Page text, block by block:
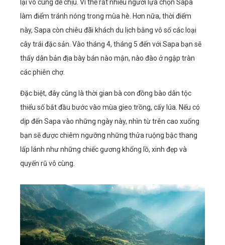
lại vô cùng dễ chịu. Vì thế rất nhiều người lựa chọn Sapa
làm điểm tránh nóng trong mùa hè. Hơn nữa, thời điểm
này, Sapa còn chiêu đãi khách du lịch bằng vô số các loại
cây trái đặc sản. Vào tháng 4, tháng 5 đến với Sapa bạn sẽ
thấy dân bản địa bày bán nào mận, nào đào ở ngập tràn
các phiên chợ.
Đặc biệt, đây cũng là thời gian bà con đồng bào dân tộc
thiểu số bắt đầu bước vào mùa gieo trồng, cấy lúa. Nếu có
dịp đến Sapa vào những ngày này, nhìn từ trên cao xuống
bạn sẽ được chiêm ngưỡng những thửa ruộng bậc thang
lấp lánh như những chiếc gương khổng lồ, xinh đẹp và
quyến rũ vô cùng.